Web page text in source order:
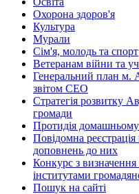
Охорона здоров'я
Культура
Мурали
Сім'я, молодь та спорт
Ветеранам війни та
Генеральний план м.
звітом СЕО
Стратегія розвитку
громади
Протидія домашньому
Повідомна реєстрація
доповнень до них
Конкурс з
інститутами
Пошук на сайті